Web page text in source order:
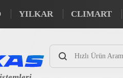
YILKAR CLIMART
Products
search